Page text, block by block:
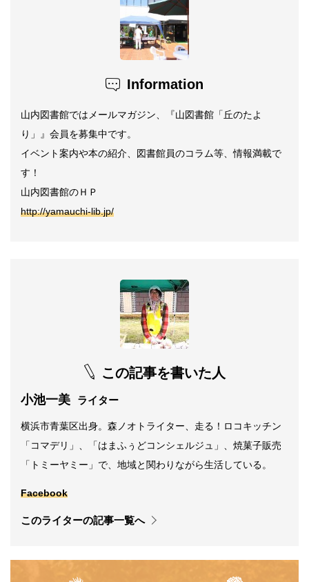
Information
山内図書館ではメールマガジン、『山図書館「丘のたよ
り」』会員を募集中です。
イベント案内や本の紹介、図書館員のコラム等、情報満載で
す！
山内図書館のＨＰ
http://yamauchi-lib.jp/
この記事を書いた人
小池一美 ライター
横浜市青葉区出身。森ノオトライター、走る！ロコキッチン
「コマデリ」、「はまふぅどコンシェルジュ」、焼菓子販売
「トミーヤミー」で、地域と関わりながら生活している。
Facebook
このライターの記事一覧へ